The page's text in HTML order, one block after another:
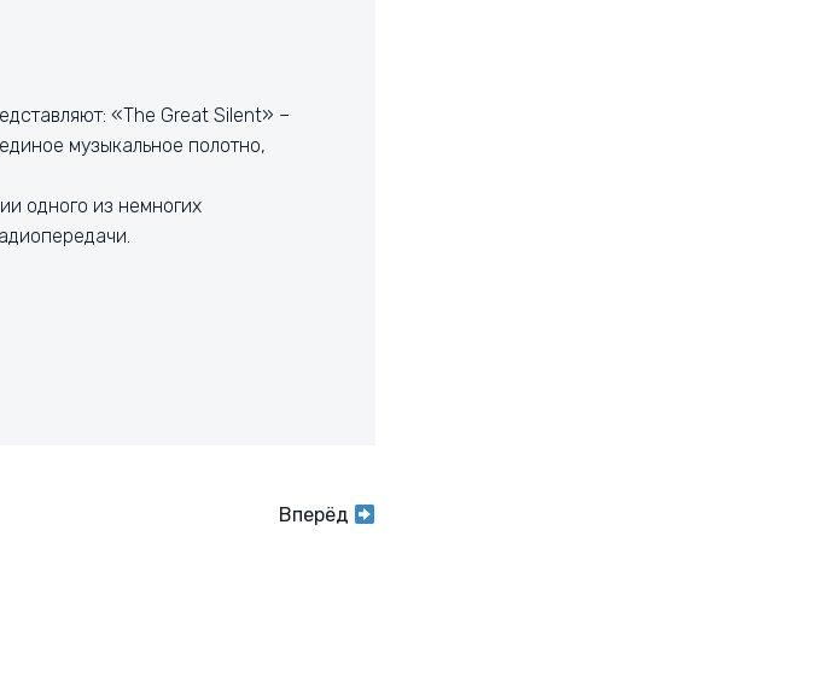
«The Great Silent» –
музыкальное полотно,
одного из немногих
Вперёд